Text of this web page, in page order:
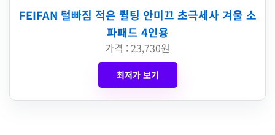
FEIFAN 털빠짐 적은 퀼팅 안미끄 초극세사 겨울 소
파패드 4인용
가격 : 23,730원
최저가 보기